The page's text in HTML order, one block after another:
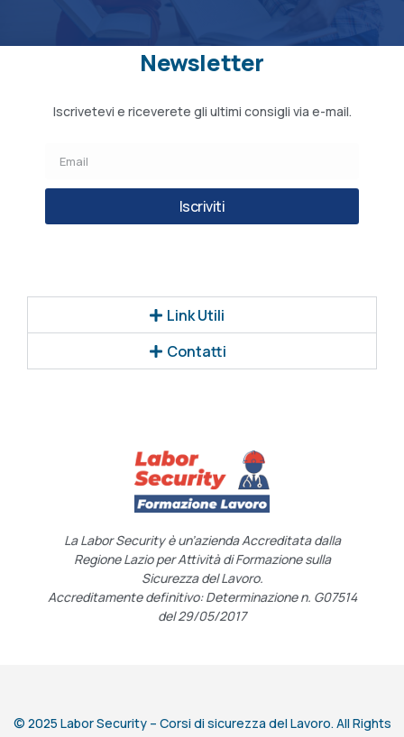
Newsletter
Iscrivetevi e riceverete gli ultimi consigli via e-mail.
Iscriviti
Link Utili
Contatti
La Labor Security è un’azienda Accreditata dalla
Regione Lazio per Attività di Formazione sulla
Sicurezza del Lavoro.
Accreditamente definitivo: Determinazione n. G07514
del 29/05/2017
© 2025 Labor Security – Corsi di sicurezza del Lavoro. All Rights